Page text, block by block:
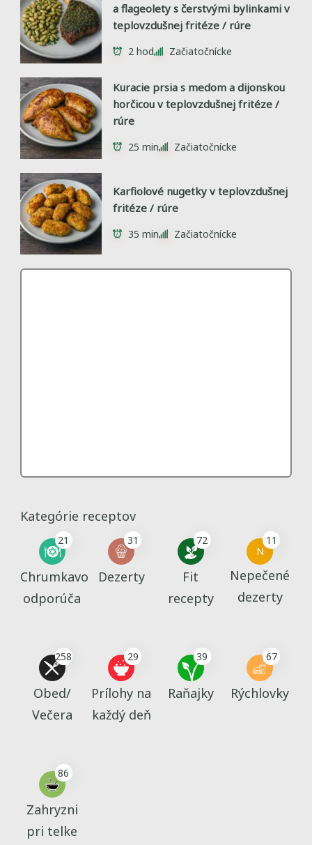
a flageolety s čerstvými bylinkami v
teplovzdušnej fritéze / rúre
2 hod Začiatočnícke
Kuracie prsia s medom a dijonskou
horčicou v teplovzdušnej fritéze /
rúre
25 min Začiatočnícke
Karfiolové nugetky v teplovzdušnej
fritéze / rúre
35 min Začiatočnícke
Kategórie receptov
21
Chrumkavo
odporúča
31
Dezerty
72
Fit
recepty
N
11
Nepečené
dezerty
258
Obed/
Večera
29
Prílohy na
každý deň
39
Raňajky
67
Rýchlovky
86
Zahryzni
pri telke